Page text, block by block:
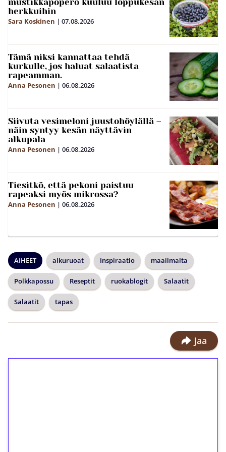
herkkuihin
Sara Koskinen | 07.08.2026
Tämä niksi kannattaa tehdä
kurkulle, jos haluat salaatista
rapeamman.
Anna Pesonen | 06.08.2026
Siivuta vesimeloni juustohöylällä –
näin syntyy kesän näyttävin
alkupala
Anna Pesonen | 06.08.2026
Tiesitkö, että pekoni paistuu
rapeaksi myös mikrossa?
Anna Pesonen | 06.08.2026
AIHEET alkuruoat Inspiraatio maailmalta
Polkkapossu Reseptit ruokablogit Salaatit
Salaatit tapas
Jaa